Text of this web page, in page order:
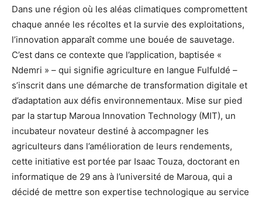
Dans une région où les aléas climatiques compromettent
chaque année les récoltes et la survie des exploitations,
l’innovation apparaît comme une bouée de sauvetage.
C’est dans ce contexte que l’application, baptisée «
Ndemri » – qui signifie agriculture en langue Fulfuldé –
s’inscrit dans une démarche de transformation digitale et
d’adaptation aux défis environnementaux. Mise sur pied
par la startup Maroua Innovation Technology (MIT), un
incubateur novateur destiné à accompagner les
agriculteurs dans l’amélioration de leurs rendements,
cette initiative est portée par Isaac Touza, doctorant en
informatique de 29 ans à l’université de Maroua, qui a
décidé de mettre son expertise technologique au service